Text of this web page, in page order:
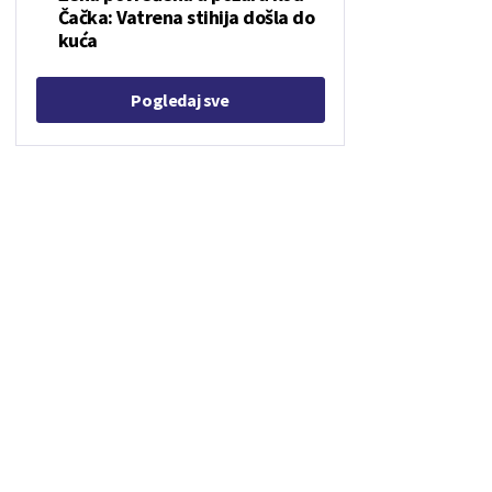
Čačka: Vatrena stihija došla do
kuća
Pogledaj sve